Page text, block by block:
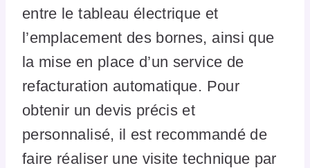
entre le tableau électrique et
l’emplacement des bornes, ainsi que
la mise en place d’un service de
refacturation automatique. Pour
obtenir un devis précis et
personnalisé, il est recommandé de
faire réaliser une visite technique par